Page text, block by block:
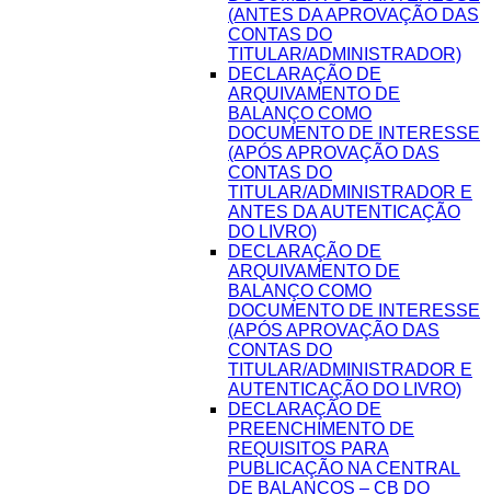
(ANTES DA APROVAÇÃO DAS
CONTAS DO
TITULAR/ADMINISTRADOR)
DECLARAÇÃO DE
ARQUIVAMENTO DE
BALANÇO COMO
DOCUMENTO DE INTERESSE
(APÓS APROVAÇÃO DAS
CONTAS DO
TITULAR/ADMINISTRADOR E
ANTES DA AUTENTICAÇÃO
DO LIVRO)
DECLARAÇÃO DE
ARQUIVAMENTO DE
BALANÇO COMO
DOCUMENTO DE INTERESSE
(APÓS APROVAÇÃO DAS
CONTAS DO
TITULAR/ADMINISTRADOR E
AUTENTICAÇÃO DO LIVRO)
DECLARAÇÃO DE
PREENCHIMENTO DE
REQUISITOS PARA
PUBLICAÇÃO NA CENTRAL
DE BALANÇOS – CB DO